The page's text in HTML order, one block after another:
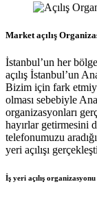
Market açılış
İstanbul’un her
açılış İstanbul’un
Bizim için fark
olması sebebiyle
organizasyonları
hayırlar getirmesini
telefonumuzu
yeri açılışı
İş yeri açılış